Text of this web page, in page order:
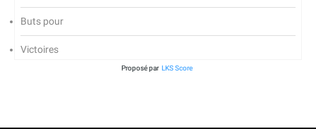
Buts pour
Victoires
Proposé par LKS Score